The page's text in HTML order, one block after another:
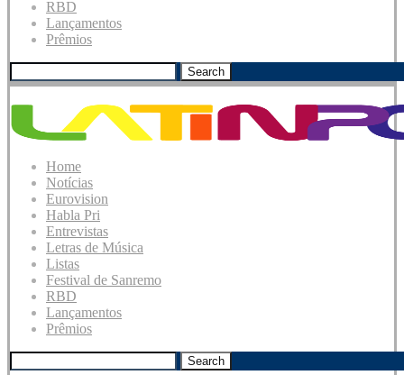
RBD
Lançamentos
Prêmios
Search
Home
Notícias
Eurovision
Habla Pri
Entrevistas
Letras de Música
Listas
Festival de Sanremo
RBD
Lançamentos
Prêmios
Search